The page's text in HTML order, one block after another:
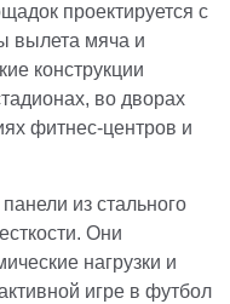
проектируется с
вылета мяча и
конструкции
во дворах
фитнес-центров и
из стального
Они
нагрузки и
игре в футбол